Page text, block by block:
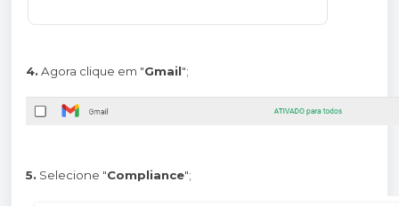
4. Agora clique em "Gmail";
5. Selecione "Compliance";